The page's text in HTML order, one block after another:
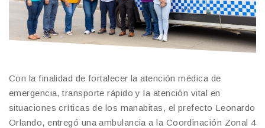
Con la finalidad de fortalecer la atención médica de
emergencia, transporte rápido y la atención vital en
situaciones críticas de los manabitas, el prefecto Leonardo
Orlando, entregó una ambulancia a la Coordinación Zonal 4